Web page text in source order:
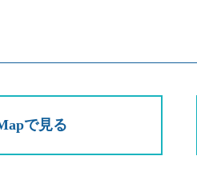
で見る